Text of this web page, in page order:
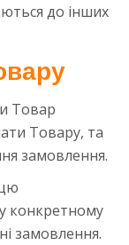
до інших
Товар
Товару, та
замовлення.
конкретному
замовлення.